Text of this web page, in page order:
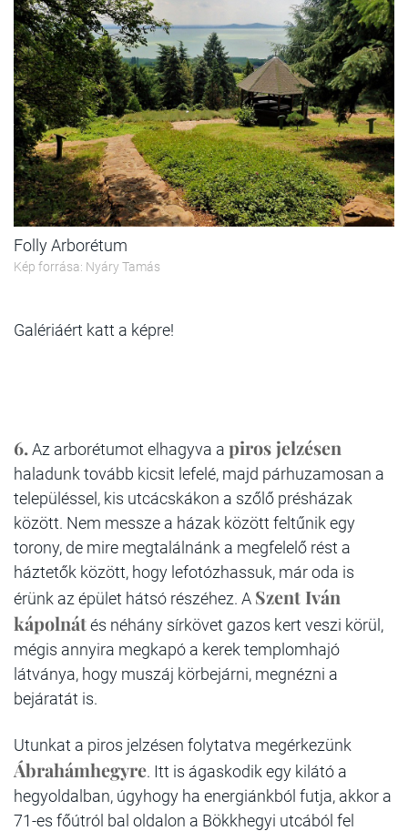
Folly Arborétum
Kép forrása: Nyáry Tamás
Galériáért katt a képre!
6.Az arborétumot elhagyva a piros jelzésen
haladunk tovább kicsit lefelé, majd párhuzamosan a
településsel, kis utcácskákon a szőlő présházak
között. Nem messze a házak között feltűnik egy
torony, de mire megtalálnánk a megfelelő rést a
háztetők között, hogy lefotózhassuk, már oda is
érünk az épület hátsó részéhez. A Szent Iván
kápolnátés néhány sírkövet gazos kert veszi körül,
mégis annyira megkapó a kerek templomhajó
látványa, hogy muszáj körbejárni, megnézni a
bejáratát is.
Utunkat a piros jelzésen folytatva megérkezünk
Ábrahámhegyre. Itt is ágaskodik egy kilátó a
hegyoldalban, úgyhogy ha energiánkból futja, akkor a
71-es főútról bal oldalon a Bökkhegyi utcából fel